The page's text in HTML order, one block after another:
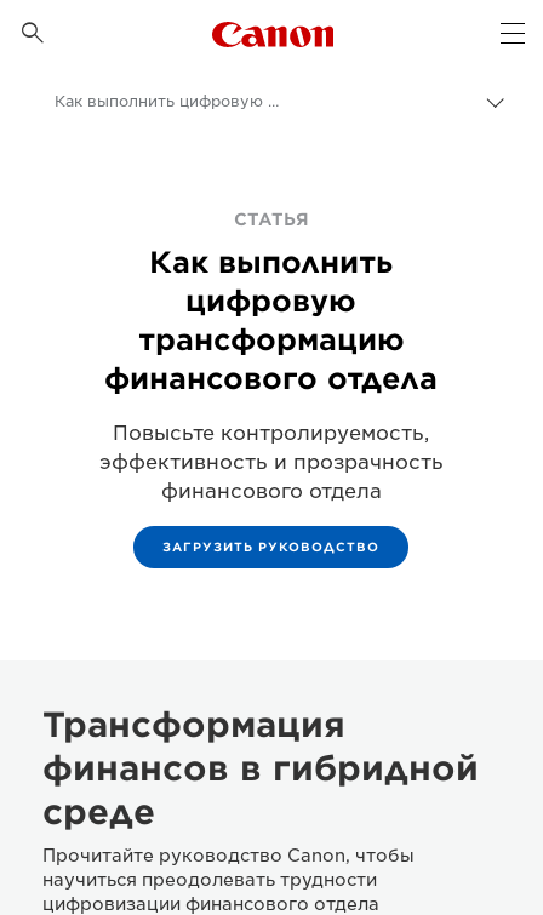

Canon Logo, back to
Как выполнить цифровую трансформацию финансового отдела
СТАТЬЯ
Как выполнить
цифровую
трансформацию
финансового отдела
Повысьте контролируемость,
эффективность и прозрачность
финансового отдела
ЗАГРУЗИТЬ РУКОВОДСТВО
Трансформация
финансов в гибридной
среде
Прочитайте руководство Canon, чтобы
научиться преодолевать трудности
цифровизации финансового отдела